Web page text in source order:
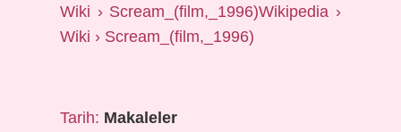
Wiki › Scream_(film,_1996)Wikipedia ›
Wiki › Scream_(film,_1996)
Tarih: Makaleler